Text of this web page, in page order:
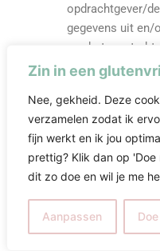
Zin in een
Nee, gekheid. Deze
verzamelen zodat ik
fijn werkt en ik jou
prettig? Klik dan op
dit zo doe en wil je me
Aanpassen
opdrachtgever/
gegevens uit
van het
openbaren, te
Artikel 7: Facturatie en
factureren,
beginsel elke
De